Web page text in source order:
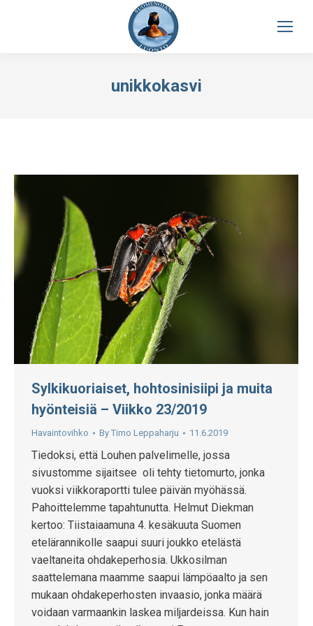
unikkokasvi
Sylkikuoriaiset, hohtosinisiipi ja muita
hyönteisiä – Viikko 23/2019
Havaintovihko By Timo Leppaharju 11.6.2019
Tiedoksi, että Louhen palvelimelle, jossa
sivustomme sijaitsee oli tehty tietomurto, jonka
vuoksi viikkoraportti tulee päivän myöhässä.
Pahoittelemme tapahtunutta. Helmut Diekman
kertoo: Tiistaiaamuna 4. kesäkuuta Suomen
etelärannikolle saapui suuri joukko etelästä
vaeltaneita ohdakeperhosia. Ukkosilman
saattelemana maamme saapui lämpöaalto ja sen
mukaan ohdakeperhosten invaasio, jonka määrä
voidaan varmaankin laskea miljardeissa. Kun hain